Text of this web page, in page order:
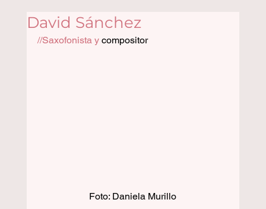
David Sánchez
//Saxofonista y compositor
Foto: Daniela Murillo